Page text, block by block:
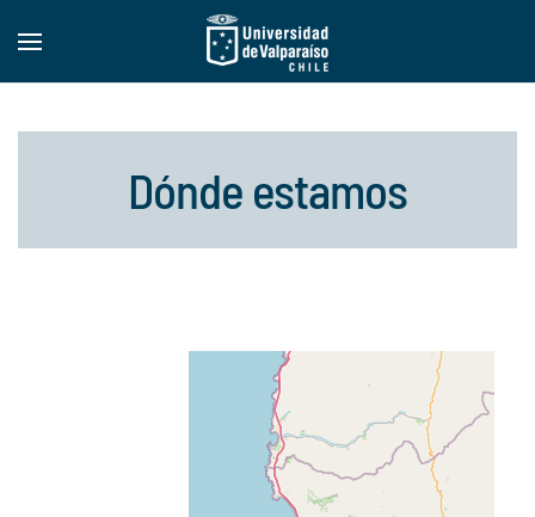
Dónde estamos